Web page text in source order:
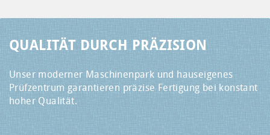
QUALITÄT DURCH PRÄZISION
Unser moderner Maschinenpark und hauseigenes
Prüfzentrum garantieren präzise Fertigung bei konstant
hoher Qualität.